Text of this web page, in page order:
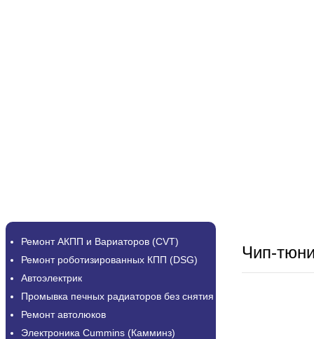
Ремонт АКПП и Вариаторов (CVT)
Ремонт роботизированных КПП (DSG)
Автоэлектрик
Промывка печных радиаторов без снятия
Ремонт автолюков
Электроника Cummins (Камминз)
Чип-